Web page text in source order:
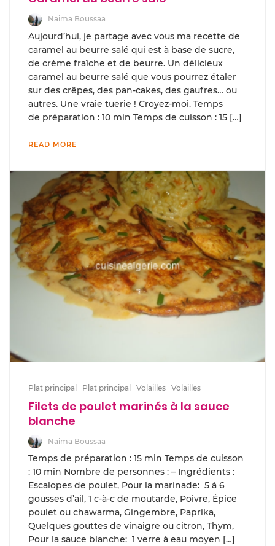
Naima Boussaa
Aujourd’hui, je partage avec vous ma recette de
caramel au beurre salé qui est à base de sucre,
de crème fraîche et de beurre. Un délicieux
caramel au beurre salé que vous pourrez étaler
sur des crêpes, des pan-cakes, des gaufres… ou
autres. Une vraie tuerie ! Croyez-moi. Temps
de préparation : 10 min Temps de cuisson : 15 […]
READ MORE
Plat principal Plat principal Volailles Volailles
Filets de poulet marinés à la sauce
blanche
Naima Boussaa
Temps de préparation : 15 min Temps de cuisson
: 10 min Nombre de personnes : – Ingrédients :
Escalopes de poulet, Pour la marinade: 5 à 6
gousses d’ail, 1 c-à-c de moutarde, Poivre, Épice
poulet ou chawarma, Gingembre, Paprika,
Quelques gouttes de vinaigre ou citron, Thym,
Pour la sauce blanche: 1 verre à eau moyen […]